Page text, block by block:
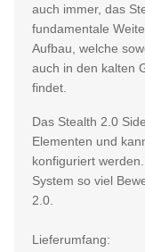
auch immer, das
fundamentale
Aufbau, welche
auch in den kalten
findet.
Das Stealth 2.0
Elementen und
konfiguriert
System so viel
2.0.
Lieferumfang: